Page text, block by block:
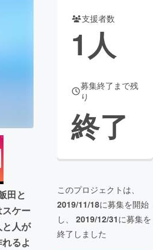
CAMPFIRE Creation
コミュニティ
田と
ケー
と人が
るよ
支援者数
1人
募集終了まで残
り
終了
このプロジェクトは、
2019/11/18に募集を開始
し、 2019/12/31に募集を
終了しました